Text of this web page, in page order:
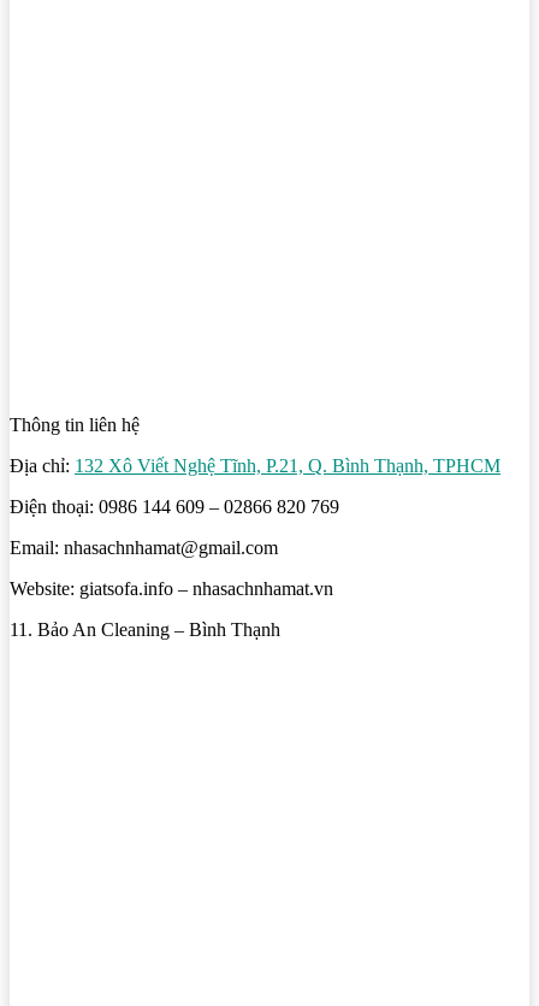
Thông tin liên hệ
Địa chỉ: 132 Xô Viết Nghệ Tĩnh, P.21, Q. Bình Thạnh, TPHCM
Điện thoại: 0986 144 609 – 02866 820 769
Email: nhasachnhamat@gmail.com
Website: giatsofa.info – nhasachnhamat.vn
11. Bảo An Cleaning – Bình Thạnh